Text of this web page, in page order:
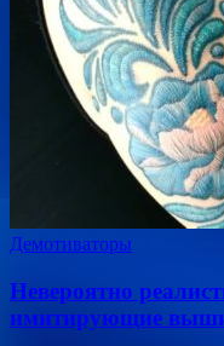
Демотиваторы
Невероятно
имитирующие